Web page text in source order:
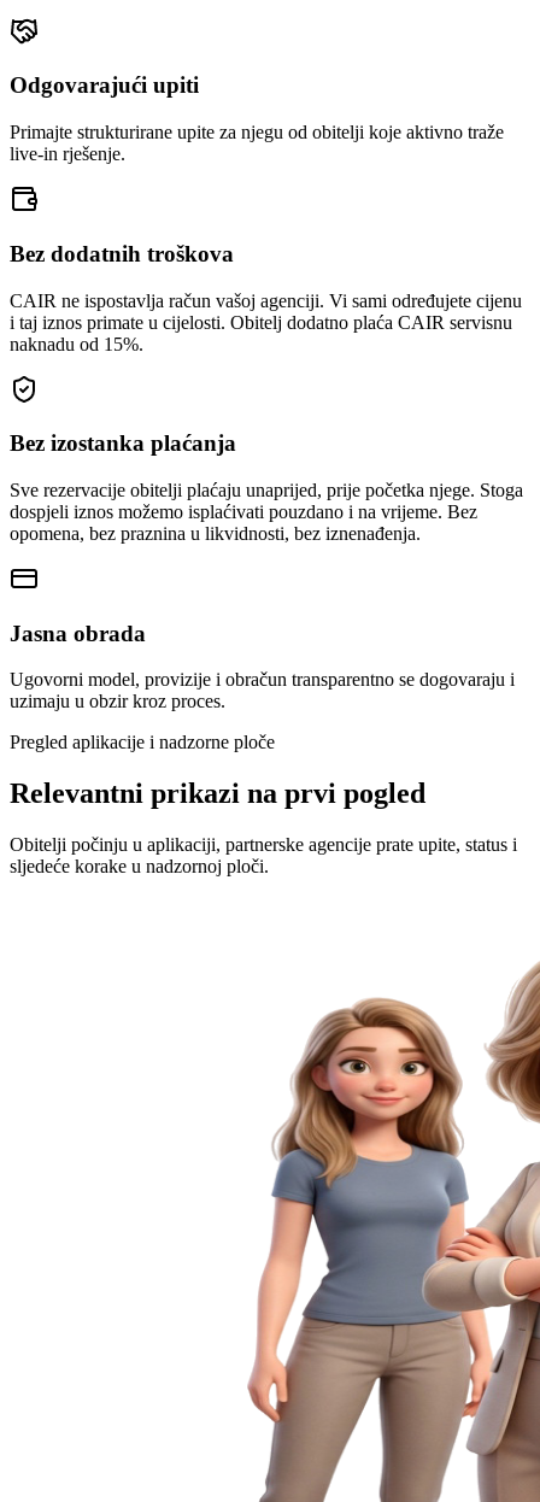
Odgovarajući upiti
Primajte strukturirane upite za njegu od obitelji koje aktivno traže
live-in rješenje.
Bez dodatnih troškova
CAIR ne ispostavlja račun vašoj agenciji. Vi sami određujete cijenu
i taj iznos primate u cijelosti. Obitelj dodatno plaća CAIR servisnu
naknadu od 15%.
Bez izostanka plaćanja
Sve rezervacije obitelji plaćaju unaprijed, prije početka njege. Stoga
dospjeli iznos možemo isplaćivati pouzdano i na vrijeme. Bez
opomena, bez praznina u likvidnosti, bez iznenađenja.
Jasna obrada
Ugovorni model, provizije i obračun transparentno se dogovaraju i
uzimaju u obzir kroz proces.
Pregled aplikacije i nadzorne ploče
Relevantni prikazi na prvi pogled
Obitelji počinju u aplikaciji, partnerske agencije prate upite, status i
sljedeće korake u nadzornoj ploči.